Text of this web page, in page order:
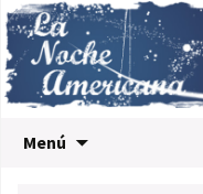
Menú